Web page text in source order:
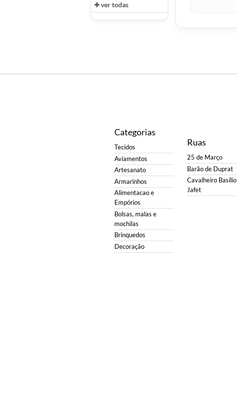
ver todas
Categorias
Tecidos
Aviamentos
Artesanato
Armarinhos
Alimentacao e
Empórios
Bolsas, malas e
mochilas
Brinquedos
Decoração
Ruas
25 de Março
Barão de Duprat
Cavalheiro Basílio
Jafet